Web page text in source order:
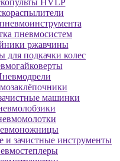
HVLP
пневмосистем
ржавчины
для подкачки колес
машинки
и зачистные инструменты